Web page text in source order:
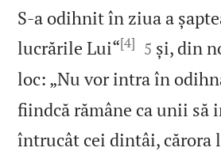
S‑a odihnit în ziua a
lucrările Lui“[4] 

5 și, din
loc: „Nu vor intra în
fiindcă rămâne ca unii să
întrucât cei dintâi, cărora